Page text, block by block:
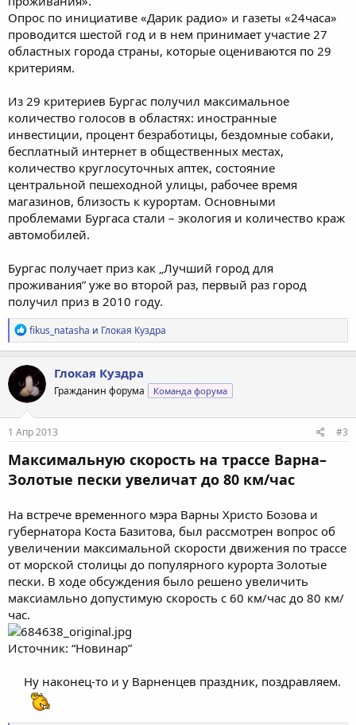
Опрос по инициативе «Дарик радио» и газеты «24часа»
проводится шестой год и в нем принимает участие 27
областных города страны, которые оцениваются по 29
критериям.
Из 29 критериев Бургас получил максимальное
количество голосов в областях: иностранные
инвестиции, процент безработицы, бездомные собаки,
бесплатный интернет в общественных местах,
количество круглосуточных аптек, состояние
центральной пешеходной улицы, рабочее время
магазинов, близость к курортам. Основными
проблемами Бургаса стали – экология и количество краж
автомобилей.
Бургас получает приз как „Лучший город для
проживания” уже во второй раз, первый раз город
получил приз в 2010 году.
Р
е
а
к
ц
и
и
:
fikus_natasha и Глокая Куздра
Глокая Куздра
Гражданин форума Команда форума
1 Апр 2013 #3
Максимальную скорость на трассе Варна–
Золотые пески увеличат до 80 км/час
На встрече временного мэра Варны Христо Бозова и
губернатора Коста Базитова, был рассмотрен вопрос об
увеличении максимальной скорости движения по трассе
от морской столицы до популярного курорта Золотые
пески. В ходе обсуждения было решено увеличить
максиамльно допустимую скорость с 60 км/час до 80 км/
час.​
Источник: “Новинар”​
Ну наконец-то и у Варненцев праздник, поздравляем.